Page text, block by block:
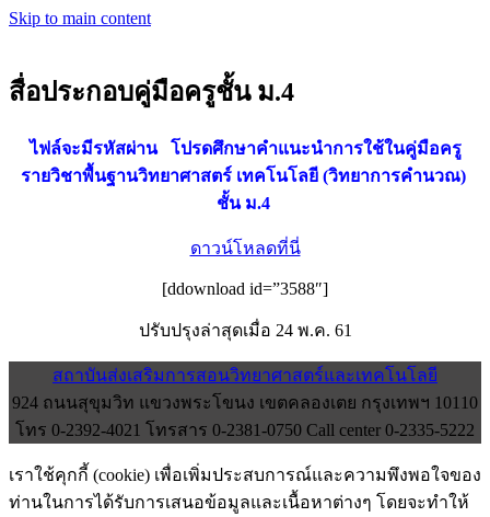
Skip to main content
สื่อประกอบคู่มือครูชั้น ม.4
ไฟล์จะมีรหัสผ่าน
โปรดศึกษาคำแนะนำการใช้ในคู่มือครู
รายวิชาพื้นฐานวิทยาศาสตร์ เทคโนโลยี (วิทยาการคำนวณ)
ชั้น ม.4
ดาวน์โหลดที่นี่
[ddownload id=”3588″]
ปรับปรุงล่าสุดเมื่อ 24 พ.ค. 61
สถาบันส่งเสริมการสอนวิทยาศาสตร์และเทคโนโลยี
924 ถนนสุขุมวิท แขวงพระโขนง เขตคลองเตย กรุงเทพฯ 10110
โทร 0-2392-4021 โทรสาร 0-2381-0750 Call center 0-2335-5222
เราใช้คุกกี้ (cookie) เพื่อเพิ่มประสบการณ์และความพึงพอใจของ
ท่านในการได้รับการเสนอข้อมูลและเนื้อหาต่างๆ โดยจะทำให้